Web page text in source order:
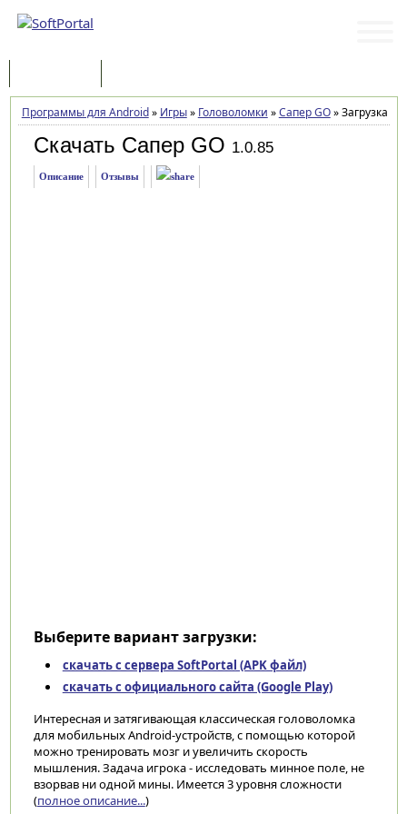
Программы для Android» Игры» Головоломки »Сапер GO»Загрузка
Скачать Сапер GO 1.0.85
Описание Отзывы
Выберите вариант загрузки:
скачать с сервера SoftPortal (APK файл)
скачать с официального сайта (Google Play)
Интересная и затягивающая классическая головоломка
для мобильных Android-устройств, с помощью которой
можно тренировать мозг и увеличить скорость
мышления. Задача игрока - исследовать минное поле, не
взорвав ни одной мины. Имеется 3 уровня сложности
(полное описание...)